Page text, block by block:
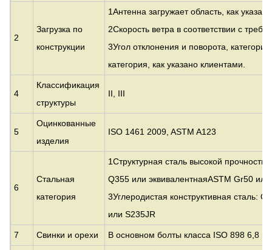
2
Загрузка по
конструкции
1Антенна загружает область, как
2Скорость ветра в соответствии с
3Угол отклонения и поворота,
категория, как указано клиентами.
4
Классификация
структуры
II, III
5
Оцинкованные
изделия
ISO 1461 2009, ASTM A123
6
Стальная
категория
1Структурная сталь высокой прочности
Q355 или эквивалентнаяASTM Gr50
3Углеродистая конструктивная сталь:
или S235JR
7 Свинки и орехи В основном болты класса ISO 898 6,8 и